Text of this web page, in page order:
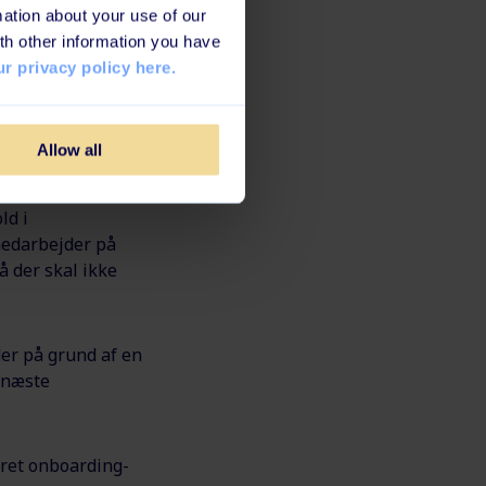
about your use of our
other information you have
privacy policy here.
Allow all
som skal
i
på
der skal ikke
på grund af en
onboarding-